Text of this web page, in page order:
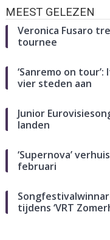
MEEST GELEZEN
Veronica Fusaro
tournee
‘Sanremo on
vier steden aan
Junior
landen
‘Supernova’
februari
tijdens ‘VRT